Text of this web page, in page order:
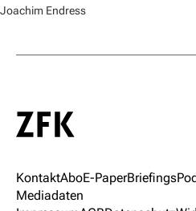
Joachim Endress
KontaktAboE-PaperBriefings
Mediadaten